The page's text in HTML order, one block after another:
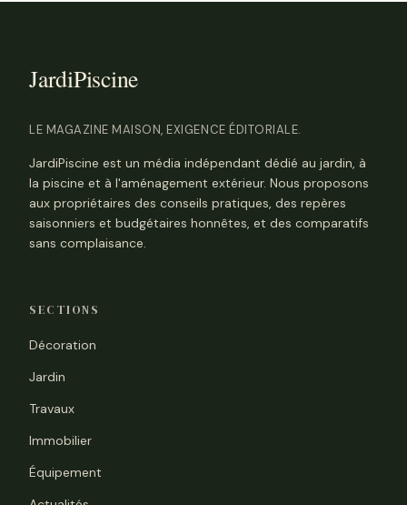
LE MAGAZINE MAISON, EXIGENCE ÉDITORIALE.
JardiPiscine est un média indépendant dédié au jardin, à
la piscine et à l'aménagement extérieur. Nous proposons
aux propriétaires des conseils pratiques, des repères
saisonniers et budgétaires honnêtes, et des comparatifs
sans complaisance.
SECTIONS
Décoration
Jardin
Travaux
Immobilier
Équipement